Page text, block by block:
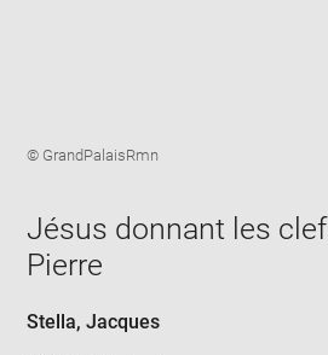
Image
© GrandPalaisRmn
Jésus donnant les
Pierre
Stella, Jacques